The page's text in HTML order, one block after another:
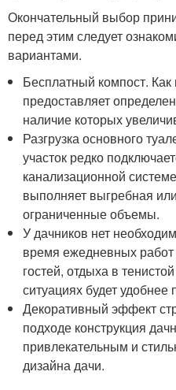
Окончательный выбор
перед этим следует
вариантами.
Бесплатный компост.
предоставляет
наличие которых
Разгрузка основного
участок редко
канализационной
выполняет выгребная
ограниченные объемы.
У дачников нет
время ежедневных
гостей, отдыха в
ситуациях будет удобнее
Декоративный эффект
подходе конструкция
привлекательным и
дизайна дачи.